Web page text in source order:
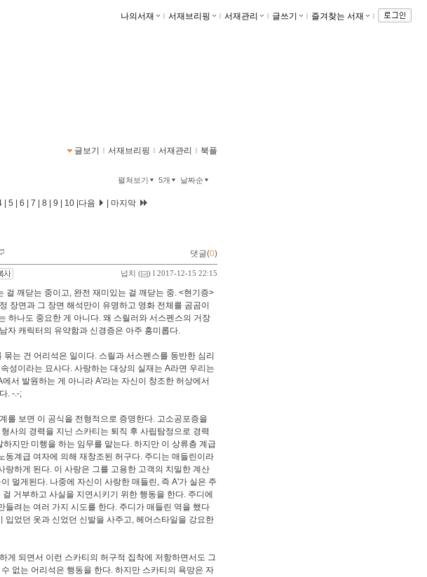
나의서재 ｌ 서재브리핑 ｌ 서재관리 ｌ 글쓰기 ｌ 즐겨찾는 서재 ｌ
글보기 ｌ 서재브리핑 ｌ 서재관리 ｌ 북플
펼쳐보기 5개 날짜순
5 6 7 8 9 10 다음 마지막
댓글(0)
넙치 ( ) l 2017-12-15 22:15
걸 깨닫는 중이고, 완전 재미있는 걸 깨닫는 중. <현기증>
장면과 그 장면 해석만이 유명하고 영화 전체를 곰곰이
하나도 중요한 게 아니다. 왜 스릴러와 서스펜스의 거장
자 캐릭터의 유약함과 신경증은 아주 흥미롭다.
는 건 어리석은 일이다. 스릴과 서스펜스를 동반한 심리
성이라는 묘사다. 사랑하는 대상의 실재는 A라면 우리는
서 발원하는 게 아니라 A'라는 자신이 창조한 허상에서
. -.-;
를 보면 이 공식을 전형적으로 증명한다. 고소공포증을
사의 경력을 지닌 스카티는 퇴직 후 사립탐정으로 경력
지만 미행을 하는 임무를 맡는다. 하지만 이 상류층 계급
동계급 여자에 의해 재창조된 허구다. 주디는 매들린이라
하게 된다. 이 사랑은 그를 고용한 고객의 치밀한 계산
멀게된다. 나중에 자신이 사랑한 매들린, 즉 A'가 실은 주
거부하고 사실을 지연시키기 위한 행동을 한다. 주디에
려는 여러 가지 시도를 한다. 주디가 매들린 역을 했다
입었던 옷과 신었던 신발을 사주고, 헤어스타일을 강요한
게 되면서 이런 스카티의 허구적 집착에 저항하면서도 그
없는 어리석은 행동을 한다. 하지만 스카티의 욕망은 자